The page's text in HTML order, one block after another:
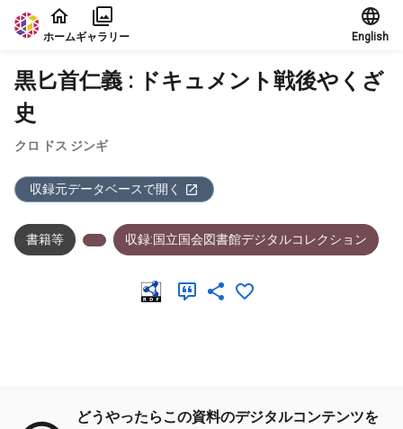
本文に飛ぶ
ホームギャラリー English
黒匕首仁義 : ドキュメント戦後やくざ
史
クロ ドス ジンギ
収録元データベースで開く
書籍等 収録:国立国会図書館デジタルコレクション
どうやったらこの資料のデジタルコンテンツを